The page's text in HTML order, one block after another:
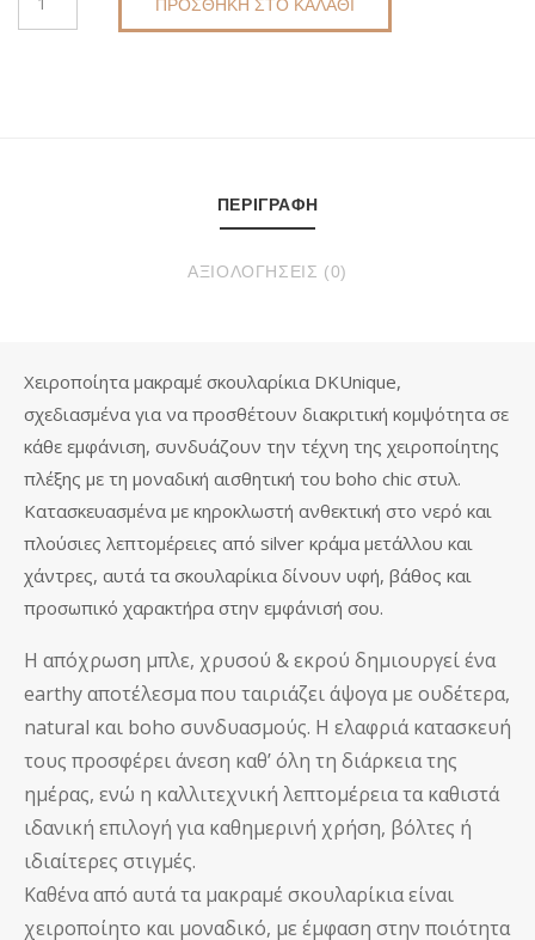
ΠΡΟΣΘΉΚΗ ΣΤΟ ΚΑΛΆΘΙ
ΠΕΡΙΓΡΑΦΉ
ΑΞΙΟΛΟΓΉΣΕΙΣ (0)
Χειροποίητα μακραμέ σκουλαρίκια DKUnique,
σχεδιασμένα για να προσθέτουν διακριτική κομψότητα σε
κάθε εμφάνιση, συνδυάζουν την τέχνη της χειροποίητης
πλέξης με τη μοναδική αισθητική του boho chic στυλ.
Κατασκευασμένα με κηροκλωστή ανθεκτική στο νερό και
πλούσιες λεπτομέρειες από silver κράμα μετάλλου και
χάντρες, αυτά τα σκουλαρίκια δίνουν υφή, βάθος και
προσωπικό χαρακτήρα στην εμφάνισή σου.
Η απόχρωση μπλε, χρυσού & εκρού δημιουργεί ένα
earthy αποτέλεσμα που ταιριάζει άψογα με ουδέτερα,
natural και boho συνδυασμούς. Η ελαφριά κατασκευή
τους προσφέρει άνεση καθ’ όλη τη διάρκεια της
ημέρας, ενώ η καλλιτεχνική λεπτομέρεια τα καθιστά
ιδανική επιλογή για καθημερινή χρήση, βόλτες ή
ιδιαίτερες στιγμές.
Καθένα από αυτά τα μακραμέ σκουλαρίκια είναι
χειροποίητο και μοναδικό, με έμφαση στην ποιότητα